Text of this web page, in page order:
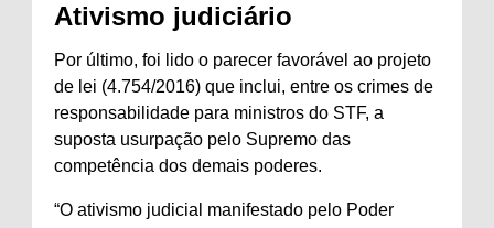
Ativismo judiciário
Por último, foi lido o parecer favorável ao projeto
de lei (4.754/2016) que inclui, entre os crimes de
responsabilidade para ministros do STF, a
suposta usurpação pelo Supremo das
competência dos demais poderes.
“O ativismo judicial manifestado pelo Poder